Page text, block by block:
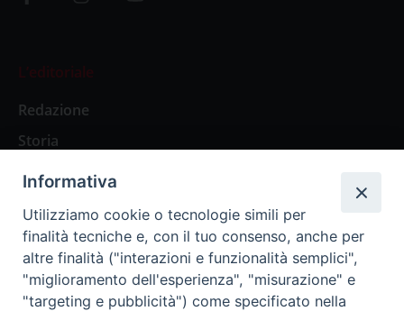
L’editoriale
Redazione
Storia
Abbonamenti
Abbonamento Annuale Digitale
Abbonamento Annuale Cartaceo
Informativa
Utilizziamo cookie o tecnologie simili per
finalità tecniche e, con il tuo consenso, anche per
altre finalità ("interazioni e funzionalità semplici",
"miglioramento dell'esperienza", "misurazione" e
"targeting e pubblicità") come specificato nella